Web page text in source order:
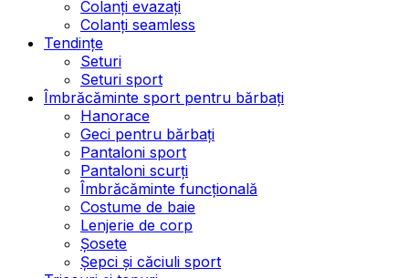
Colanți evazați
Colanți seamless
Tendințe
Seturi
Seturi sport
Îmbrăcăminte sport pentru bărbați
Hanorace
Geci pentru bărbați
Pantaloni sport
Pantaloni scurți
Îmbrăcăminte funcțională
Costume de baie
Lenjerie de corp
Șosete
Șepci și căciuli sport